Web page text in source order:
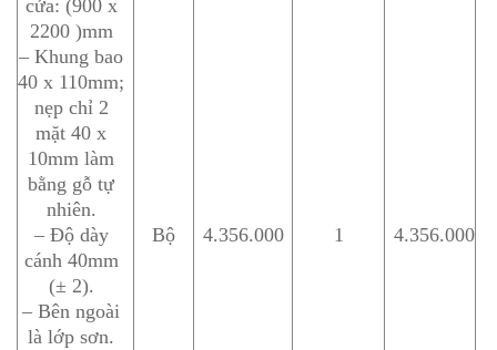
cửa: (900 x
2200 )mm
– Khung bao
40 x 110mm;
nẹp chỉ 2
mặt 40 x
10mm làm
bằng gỗ tự
nhiên.
– Độ dày
cánh 40mm
(± 2).
– Bên ngoài
là lớp sơn.
Bộ 4.356.000 1 4.356.000